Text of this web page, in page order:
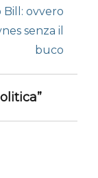
Bill: ovvero
senza il
buco